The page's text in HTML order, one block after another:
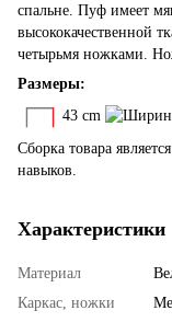
спальне. Пуф имеет
высококачественной
четырьмя ножками.
Размеры:
43 cm
Сборка товара
навыков.
Характеристики
Материал
Каркас, ножки